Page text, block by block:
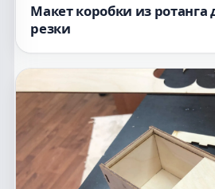
Макет коробки из ротанга
резки